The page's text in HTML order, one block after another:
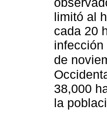
limitó al
cada 20
de
38,000
la